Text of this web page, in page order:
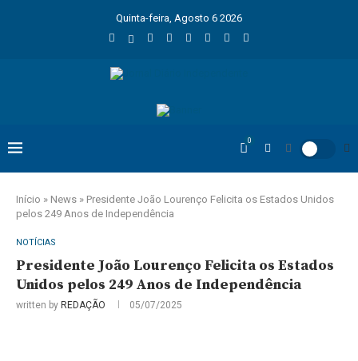
Quinta-feira, Agosto 6 2026
0
Início » News » Presidente João Lourenço Felicita os Estados Unidos
pelos 249 Anos de Independência
NOTÍCIAS
Presidente João Lourenço Felicita os Estados
Unidos pelos 249 Anos de Independência
written by REDAÇÃO 05/07/2025